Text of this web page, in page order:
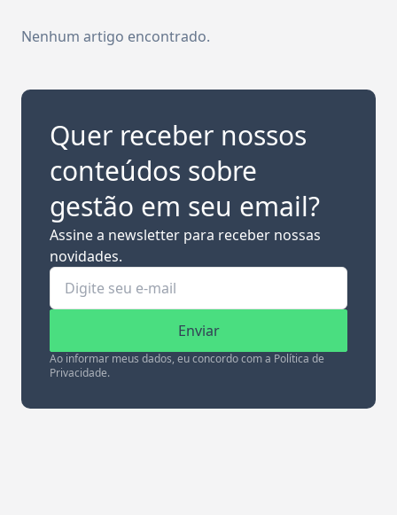
Nenhum artigo encontrado.
Quer receber nossos
conteúdos sobre
gestão em seu email?
Assine a newsletter para receber nossas
novidades.
Enviar
Ao informar meus dados, eu concordo com a Política de
Privacidade.